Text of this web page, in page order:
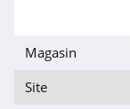
Magasin
Site